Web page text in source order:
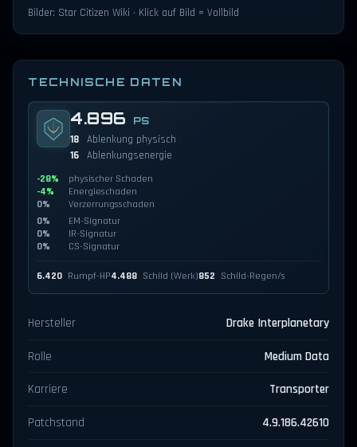
Bilder: Star Citizen Wiki · Klick auf Bild = Vollbild
TECHNISCHE DATEN
4.896 PS
18 Ablenkung physisch
16 Ablenkungsenergie
-28%
physischer Schaden
-4%
Energieschaden
0%
Verzerrungsschaden
0%
EM-Signatur
0%
IR-Signatur
0%
CS-Signatur
6.420 Rumpf-HP4.488 Schild (Werk)852 Schild-Regen/s
Hersteller Drake Interplanetary
Rolle Medium Data
Karriere Transporter
Patchstand 4.9.186.42610